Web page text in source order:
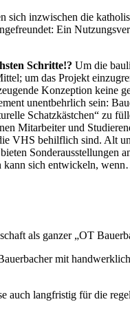
sich inzwischen die
Ein
Schritte!? Um die
um das Projekt
Konzeption keine
unentbehrlich sein:
Schatzkästchen“ zu
Mitarbeiter und
VHS behilflich sind. Alt
Sonderausstellungen
kann sich entwickeln,
als ganzer „OT
mit
auch langfristig für die